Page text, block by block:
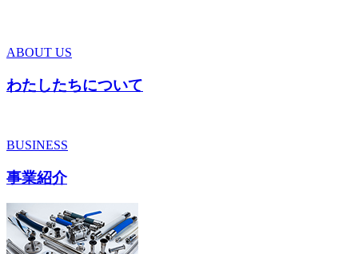
ABOUT US
わたしたちについて
BUSINESS
事業紹介